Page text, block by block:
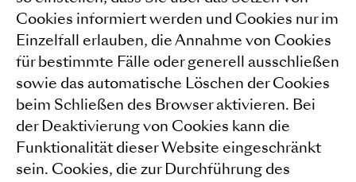
Cookies informiert werden und Cookies nur im
Einzelfall erlauben, die Annahme von Cookies
für bestimmte Fälle oder generell ausschließen
sowie das automatische Löschen der Cookies
beim Schließen des Browser aktivieren. Bei
der Deaktivierung von Cookies kann die
Funktionalität dieser Website eingeschränkt
sein. Cookies, die zur Durchführung des